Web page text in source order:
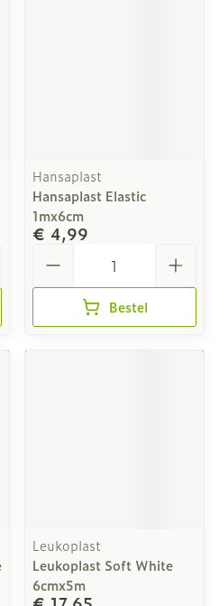
Hansaplast
Hansaplast Elastic
1mx6cm
€ 4,99
Bestel
Leukoplast
Leukoplast Soft White
6cmx5m